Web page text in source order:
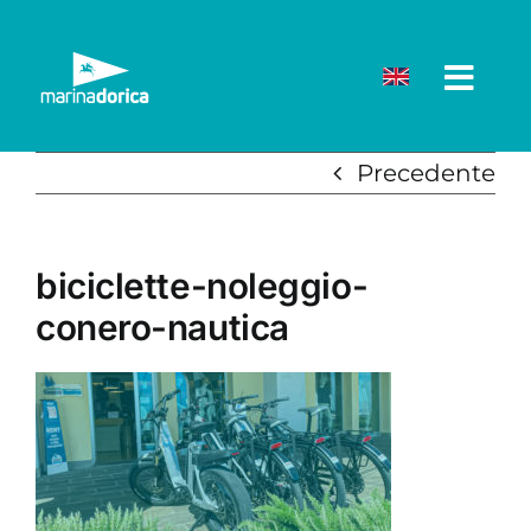
contenuto
Precedente
biciclette-noleggio-
conero-nautica